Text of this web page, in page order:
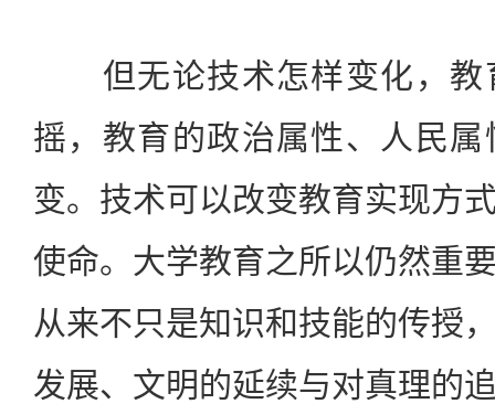
但无论技术怎样变化，教
摇，教育的政治属性、人民
变。技术可以改变教育实现方
使命。大学教育之所以仍然重
从来不只是知识和技能的传授
发展、文明的延续与对真理的